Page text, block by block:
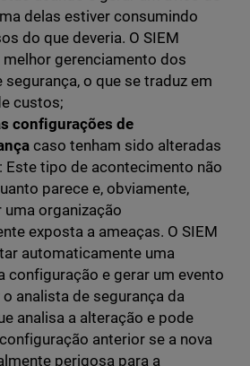
delas estiver consumindo
do que deveria. O SIEM
gerenciamento dos
segurança, o que se traduz em
custos;
configurações de
caso tenham sido alteradas
Este tipo de acontecimento não
parece e, obviamente,
uma organização
exposta a ameaças. O SIEM
automaticamente uma
configuração e gerar um evento
analista de segurança da
analisa a alteração e pode
anterior se a nova
perigosa para a